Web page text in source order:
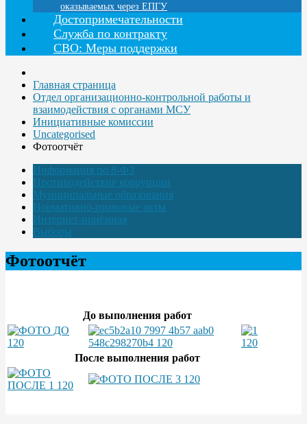
оказываемых через ЕПГУ
Достопримечательности
Служба по контракту
СВО: Меры поддержки
Главная страница
Отдел организационно-контрольной работы и
взаимодействия с органами МСУ
Инициативные комиссии
Uncategorised
Фотоотчёт
Информация по 8-ФЗ
Противодействие коррупции
Муниципальные образования
Нормативно-правовые акты
Интернет-приёмная
Выборы
Фотоотчёт
До выполнения работ
После выполнения работ